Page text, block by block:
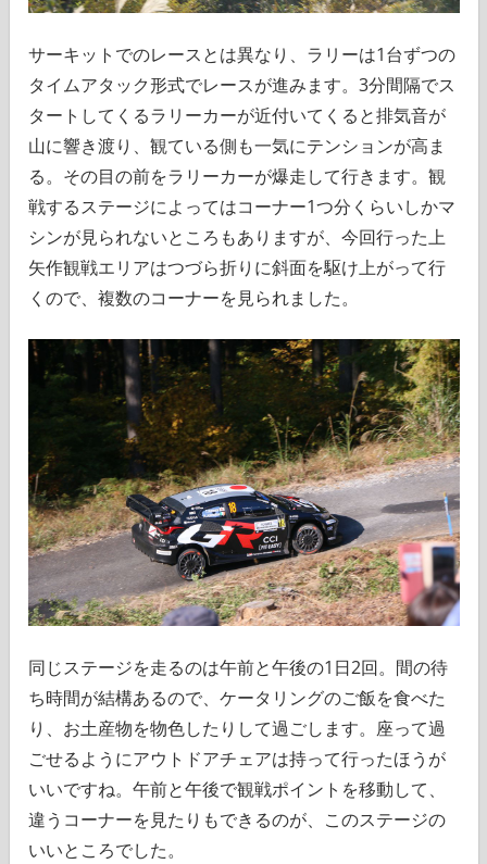
サーキットでのレースとは異なり、ラリーは1台ずつの
タイムアタック形式でレースが進みます。3分間隔でス
タートしてくるラリーカーが近付いてくると排気音が
山に響き渡り、観ている側も一気にテンションが高ま
る。その目の前をラリーカーが爆走して行きます。観
戦するステージによってはコーナー1つ分くらいしかマ
シンが見られないところもありますが、今回行った上
矢作観戦エリアはつづら折りに斜面を駆け上がって行
くので、複数のコーナーを見られました。
同じステージを走るのは午前と午後の1日2回。間の待
ち時間が結構あるので、ケータリングのご飯を食べた
り、お土産物を物色したりして過ごします。座って過
ごせるようにアウトドアチェアは持って行ったほうが
いいですね。午前と午後で観戦ポイントを移動して、
違うコーナーを見たりもできるのが、このステージの
いいところでした。